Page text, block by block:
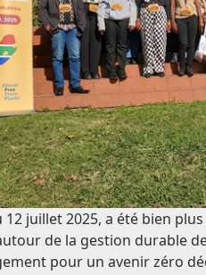
12 juillet 2025, a été bien
autour de la gestion
pour un avenir zéro